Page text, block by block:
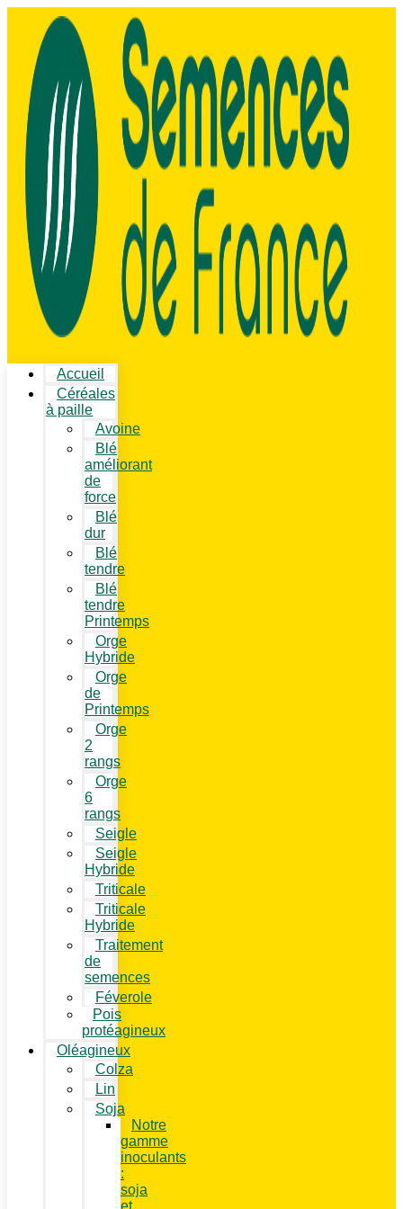
Accueil
Céréales
à paille
Avoine
Blé
améliorant
de
force
Blé
dur
Blé
tendre
Blé
tendre
Printemps
Orge
Hybride
Orge
de
Printemps
Orge
2
rangs
Orge
6
rangs
Seigle
Seigle
Hybride
Triticale
Triticale
Hybride
Traitement
de
semences
Féverole
Pois
protéagineux
Oléagineux
Colza
Lin
Soja
Notre
gamme
inoculants
:
soja
et